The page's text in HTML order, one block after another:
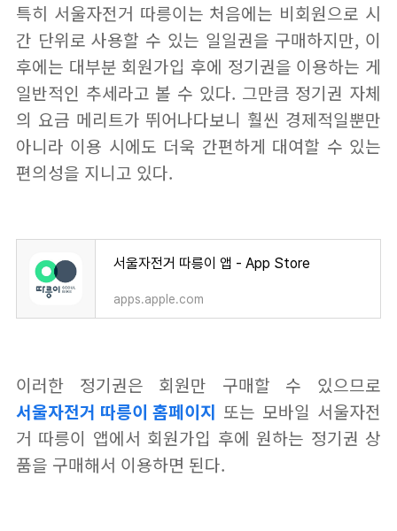
특히 서울자전거 따릉이는 처음에는 비회원으로 시
간 단위로 사용할 수 있는 일일권을 구매하지만, 이
후에는 대부분 회원가입 후에 정기권을 이용하는 게
일반적인 추세라고 볼 수 있다. 그만큼 정기권 자체
의 요금 메리트가 뛰어나다보니 훨씬 경제적일뿐만
아니라 이용 시에도 더욱 간편하게 대여할 수 있는
편의성을 지니고 있다.
서울자전거 따릉이 앱 - App Store
apps.apple.com
이러한 정기권은 회원만 구매할 수 있으므로
서울자전거 따릉이 홈페이지 또는 모바일 서울자전
거 따릉이 앱에서 회원가입 후에 원하는 정기권 상
품을 구매해서 이용하면 된다.